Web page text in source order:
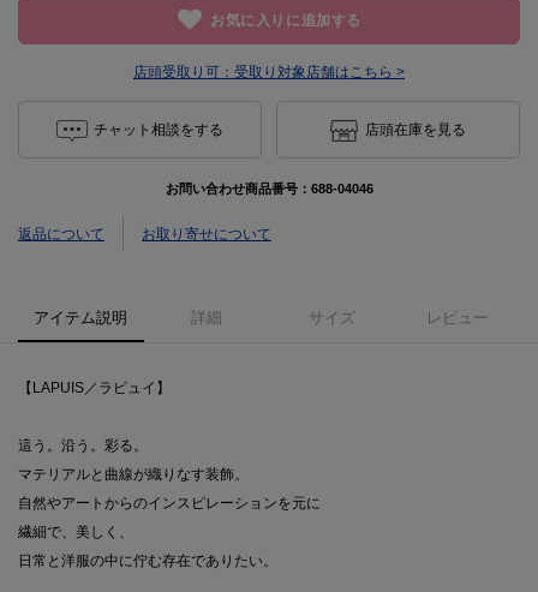
お気に入りに追加する
店頭受取り可： 受取り対象店舗はこちら >
チャット相談をする 店頭在庫を見る
お問い合わせ商品番号： 688-04046
返品について お取り寄せについて
アイテム説明 詳細 サイズ レビュー
【LAPUIS／ラピュイ】
這う。沿う。彩る。
マテリアルと曲線が織りなす装飾。
自然やアートからのインスピレーションを元に
繊細で、美しく、
日常と洋服の中に佇む存在でありたい。